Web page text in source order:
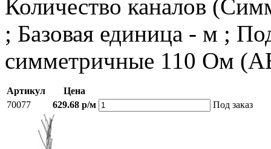
Количество каналов
; Базовая единица - м ;
симметричные 110 Ом
Артикул
Цена
70077
629.68 р/м Под заказ